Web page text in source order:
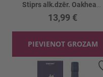
13,99 €
PIEVIENOT GROZAM